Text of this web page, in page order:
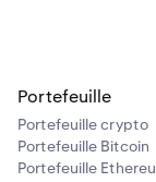
Portefeuille
Portefeuille crypto
Portefeuille Bitcoin
Portefeuille